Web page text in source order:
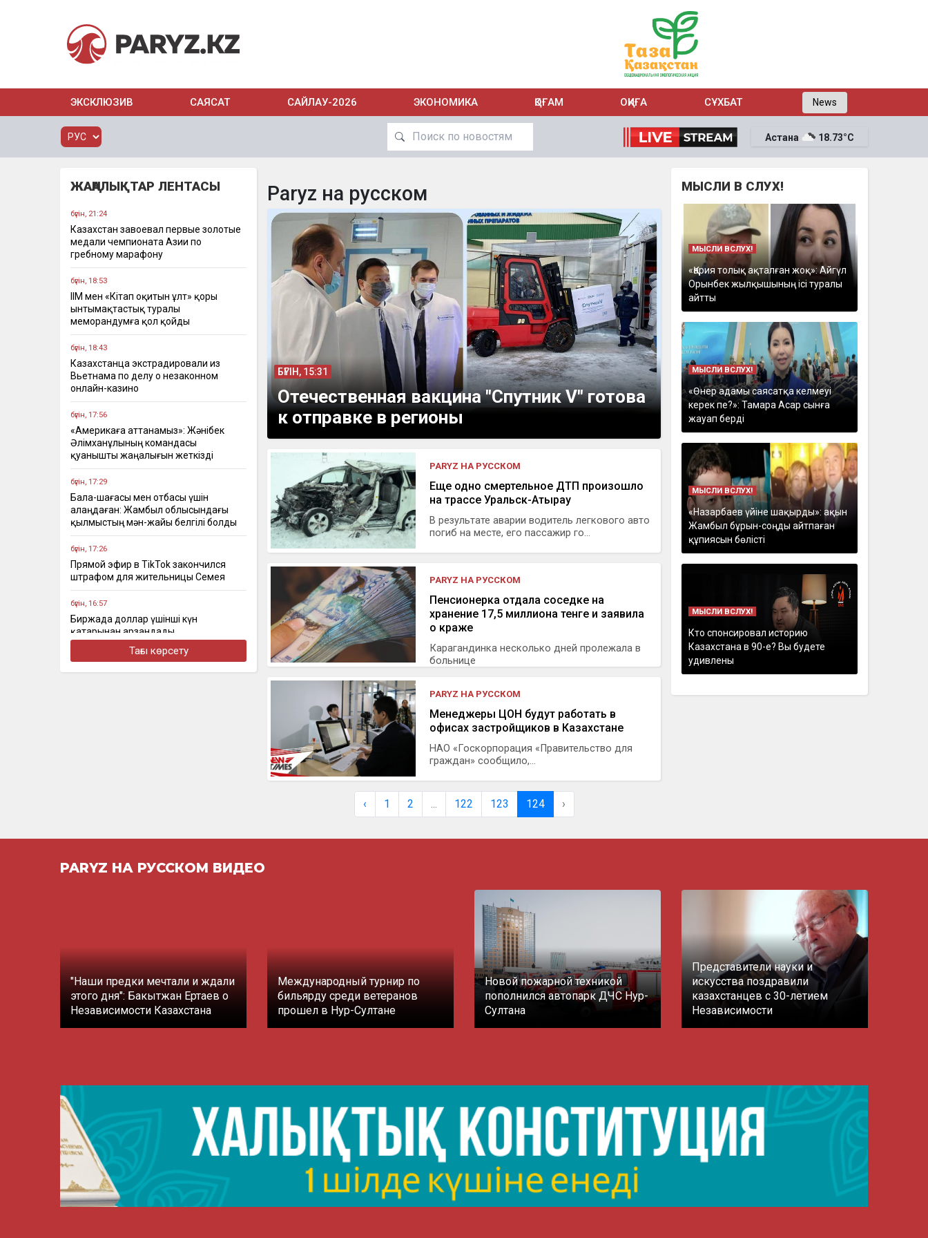
ЭКСКЛЮЗИВ САЯСАТ САЙЛАУ-2026 ЭКОНОМИКА ҚОҒАМ ОҚИҒА СҰХБАТ News
Астана 18.73°C
ЖАҢАЛЫҚТАР ЛЕНТАСЫ
бүгін, 21:24
Казахстан завоевал первые золотые
медали чемпионата Азии по
гребному марафону
бүгін, 18:53
ІІМ мен «Кітап оқитын ұлт» қоры
ынтымақтастық туралы
меморандумға қол қойды
бүгін, 18:43
Казахстанца экстрадировали из
Вьетнама по делу о незаконном
онлайн-казино
бүгін, 17:56
«Америкаға аттанамыз»: Жәнібек
Әлімханұлының командасы
қуанышты жаңалығын жеткізді
бүгін, 17:29
Бала-шағасы мен отбасы үшін
алаңдаған: Жамбыл облысындағы
қылмыстың мән-жайы белгілі болды
бүгін, 17:26
Прямой эфир в TikTok закончился
штрафом для жительницы Семея
бүгін, 16:57
Биржада доллар үшінші күн
қатарынан арзандады
Стал известен состав сборной
Тағы көрсету
Paryz на русском
БҮГІН, 15:31
Отечественная вакцина "Спутник V" готова
к отправке в регионы
PARYZ НА РУССКОМ
Еще одно cмертельное ДТП произошло
на трассе Уральск-Атырау
В результате аварии водитель легкового авто
погиб на месте, его пассажир го...
PARYZ НА РУССКОМ
Пенсионерка отдала соседке на
хранение 17,5 миллиона тенге и заявила
о краже
Карагандинка несколько дней пролежала в
больнице
PARYZ НА РУССКОМ
Менеджеры ЦОН будут работать в
офисах застройщиков в Казахстане
НАО «Госкорпорация «Правительство для
граждан» сообщило,...
МЫСЛИ В СЛУХ!
МЫСЛИ ВСЛУХ!
«Қария толық ақталған жоқ»: Айгүл
Орынбек жылқышының ісі туралы
айтты
МЫСЛИ ВСЛУХ!
«Өнер адамы саясатқа келмеуі
керек пе?»: Тамара Асар сынға
жауап берді
МЫСЛИ ВСЛУХ!
«Назарбаев үйіне шақырды»: ақын
Жамбыл бұрын-соңды айтпаған
құпиясын бөлісті
МЫСЛИ ВСЛУХ!
Кто спонсировал историю
Казахстана в 90-е? Вы будете
удивлены
‹ 1 2 ... 122 123 124 ›
PARYZ НА РУССКОМ ВИДЕО
"Наши предки мечтали и ждали
этого дня": Бакытжан Ертаев о
Независимости Казахстана
Международный турнир по
бильярду среди ветеранов
прошел в Нур-Султане
Новой пожарной техникой
пополнился автопарк ДЧС Нур-
Султана
Представители науки и
искусства поздравили
казахстанцев с 30-летием
Независимости